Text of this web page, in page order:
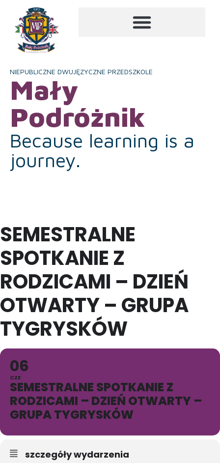
NIEPUBLICZNE DWUJĘZYCZNE PRZEDSZKOLE
Mały
Podróżnik
Because learning is a
journey.
SEMESTRALNE
SPOTKANIE Z
RODZICAMI – DZIEŃ
OTWARTY – GRUPA
TYGRYSKÓW
06
CZE
SEMESTRALNE SPOTKANIE Z
RODZICAMI – DZIEŃ OTWARTY –
GRUPA TYGRYSKÓW
szczegóły wydarzenia